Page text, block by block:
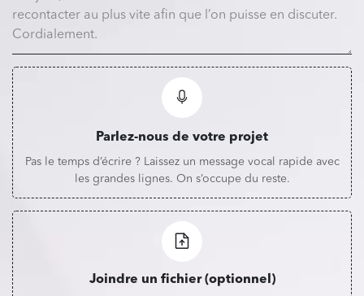
Parlez-nous de votre projet
Pas le temps d’écrire ? Laissez un message vocal rapide avec
les grandes lignes. On s’occupe du reste.
Joindre un fichier (optionnel)